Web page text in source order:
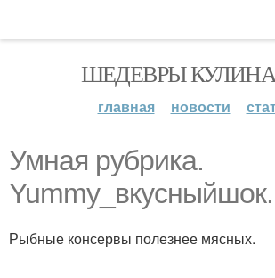
ШЕДЕВРЫ
главная новости
Умная рубрика.
Yummy_вкусныйшок.
Рыбные консервы полезнее мясных.